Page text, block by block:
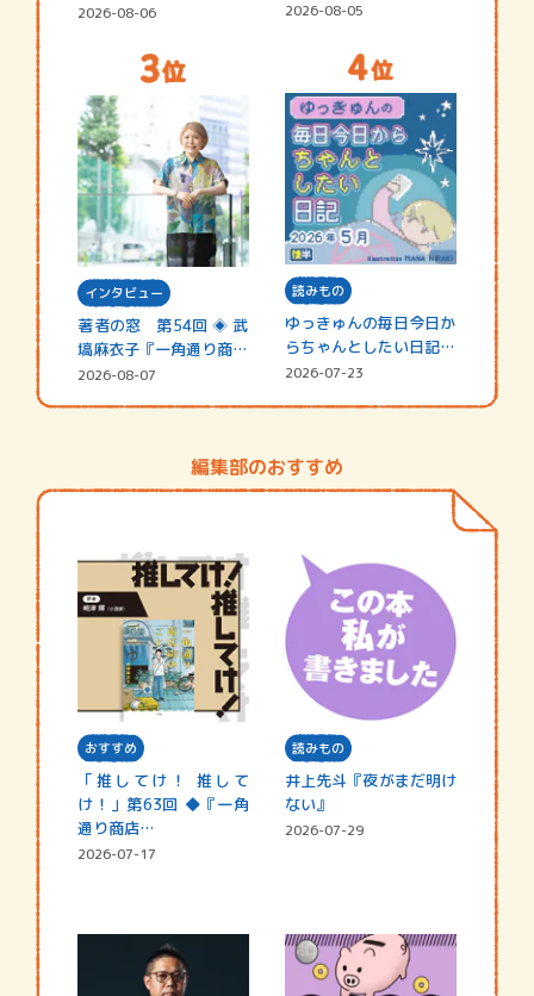
2026-08-06 2026-08-05
インタビュー
著者の窓 第54回 ◈ 武
塙麻衣子『一角通り商店
街の…
2026-08-07
読みもの
ゆっきゅんの毎日今日か
らちゃんとしたい日記
☆202…
2026-07-23
編集部のおすすめ
おすすめ
「推してけ！ 推して
け！」第63回 ◆『一角
通り商店…
2026-07-17
読みもの
井上先斗『夜がまだ明け
ない』
2026-07-29